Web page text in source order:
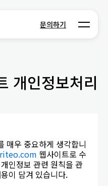
문의하기 Open
개인정보처리
매우 중요하게 생각합니
웹사이트로 수
인정보 관련 원칙을 관
이 담겨 있습니다.